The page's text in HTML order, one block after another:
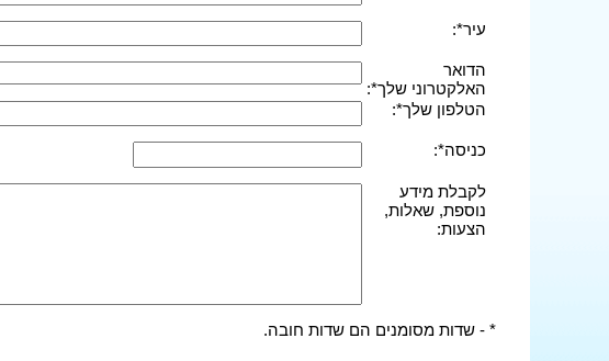
עיר*:
הדואר
האלקטרוני שלך*:
הטלפון שלך*:
כניסה*:
לקבלת מידע
נוספת, שאלות,
הצעות:
* - שדות מסומנים הם שדות חובה.